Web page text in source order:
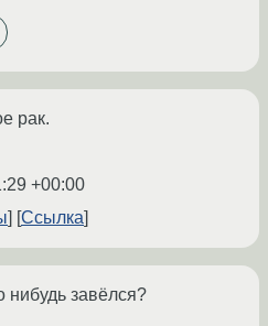
рак.
+00:00
Ссылка
нибудь завёлся?